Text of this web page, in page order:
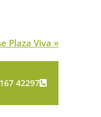
Plaza Viva »
42297